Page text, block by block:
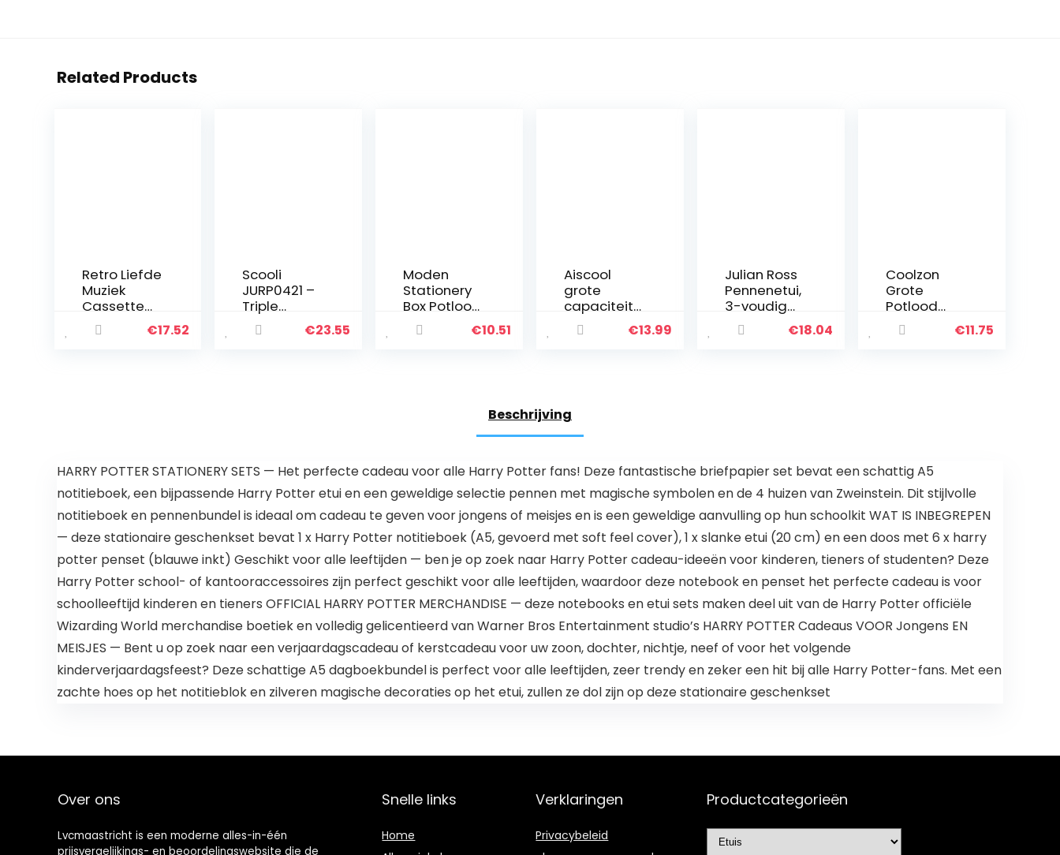
Related Products
Retro Liefde
Muziek
Cassette
Mixtape
Potlood
Meisje
Jongens…
€17.52
Scooli
JURP0421 –
Triple
Decker, etui
met 3
30-delig,
voor…
€23.55
Moden
Stationery
Box Potlood
Case YHO
Design
Potlood
case voor…
€10.51
Aiscool
grote
capaciteit
potlood tas
waterdicht
reizen
draagtas
met…
€13.99
Julian Ross
Pennenetui,
3-voudig
gevuld, 44
accessoire
€18.04
Coolzon
Grote
Potlood
Case voor
meisjes
enten pen
tas Pouch…
€11.75
Beschrijving
HARRY POTTER STATIONERY SETS — Het perfecte cadeau voor alle Harry Potter fans! Deze fantastische briefpapier set bevat een schattig A5
notitieboek, een bijpassende Harry Potter etui en een geweldige selectie pennen met magische symbolen en de 4 huizen van Zweinstein. Dit stijlvolle
notitieboek en pennenbundel is ideaal om cadeau te geven voor jongens of meisjes en is een geweldige aanvulling op hun schoolkit WAT IS INBEGREPEN
— deze stationaire geschenkset bevat 1 x Harry Potter notitieboek (A5, gevoerd met soft feel cover), 1 x slanke etui (20 cm) en een doos met 6 x harry
potter penset (blauwe inkt) Geschikt voor alle leeftijden — ben je op zoek naar Harry Potter cadeau-ideeën voor kinderen, tieners of studenten? Deze
Harry Potter school- of kantooraccessoires zijn perfect geschikt voor alle leeftijden, waardoor deze notebook en penset het perfecte cadeau is voor
schoolleeftijd kinderen en tieners OFFICIAL HARRY POTTER MERCHANDISE — deze notebooks en etui sets maken deel uit van de Harry Potter officiële
Wizarding World merchandise boetiek en volledig gelicentieerd van Warner Bros Entertainment studio’s HARRY POTTER Cadeaus VOOR Jongens EN
MEISJES — Bent u op zoek naar een verjaardagscadeau of kerstcadeau voor uw zoon, dochter, nichtje, neef of voor het volgende
kinderverjaardagsfeest? Deze schattige A5 dagboekbundel is perfect voor alle leeftijden, zeer trendy en zeker een hit bij alle Harry Potter-fans. Met een
zachte hoes op het notitieblok en zilveren magische decoraties op het etui, zullen ze dol zijn op deze stationaire geschenkset
Over ons
Lvcmaastricht is een moderne alles-in-één
prijsvergelijkings- en beoordelingswebsite die de
Snelle links
Home
Verklaringen
Privacybeleid
Productcategorieën